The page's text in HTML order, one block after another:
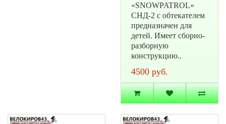
«SNOWPATROL»
СНД-2 с обтекателем
предназначен для
детей. Имеет сборно-
разборную
конструкцию..
4500 руб.